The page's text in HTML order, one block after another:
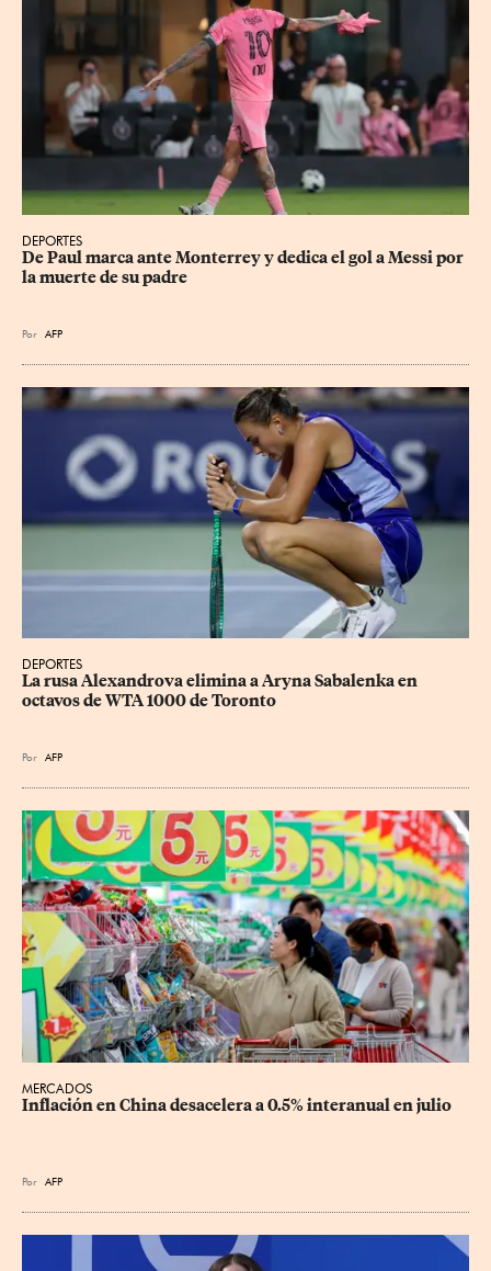
DEPORTES
De Paul marca ante Monterrey y dedica el gol a Messi por
la muerte de su padre
Por AFP
DEPORTES
La rusa Alexandrova elimina a Aryna Sabalenka en
octavos de WTA 1000 de Toronto
Por AFP
MERCADOS
Inflación en China desacelera a 0.5% interanual en julio
Por AFP